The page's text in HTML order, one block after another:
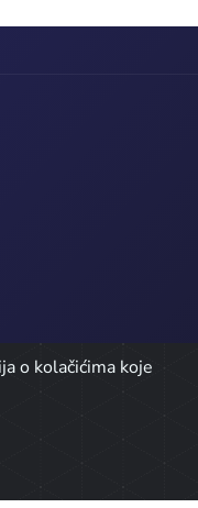
o kolačićima koje